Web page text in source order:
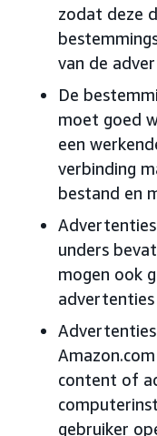
zodat deze
van de
De
moet goed
een
verbinding
bestand en
unders
mogen ook
advertenties
content of
gebruiker